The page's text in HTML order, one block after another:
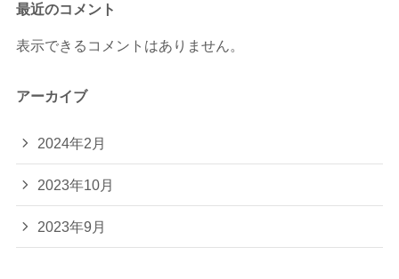
最近のコメント
表示できるコメントはありません。
アーカイブ
2024年2月
2023年10月
2023年9月